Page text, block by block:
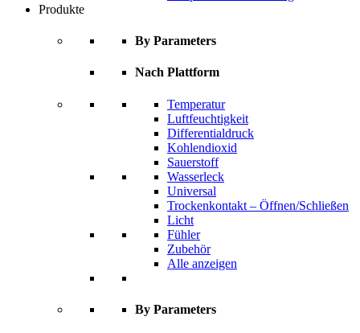
Produkte
By Parameters
Nach Plattform
Temperatur
Luftfeuchtigkeit
Differentialdruck
Kohlendioxid
Sauerstoff
Wasserleck
Universal
Trockenkontakt – Öffnen/Schließen
Licht
Fühler
Zubehör
Alle anzeigen
By Parameters